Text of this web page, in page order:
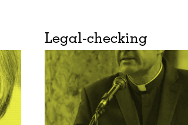
Legal-checking